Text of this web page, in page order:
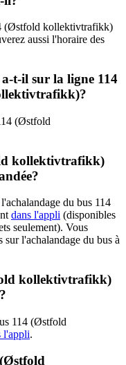
(Østfold kollektivtrafikk)
aussi l'horaire des
t-il sur la ligne 114
(Østfold
kollektivtrafikk)
du bus 114
dans l'appli (disponibles
seulement). Vous
l'achalandage du bus à
kollektivtrafikk)
114 (Østfold
l'appli.